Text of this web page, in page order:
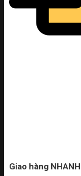
Giao hàng NHANH